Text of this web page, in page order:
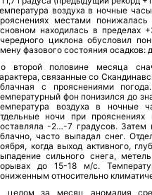
воздуха в ночные
местами
находилась в пределах
циклона обусловил
фазового состояния
второй половине месяца
связанные со
с прояснениями
фон понизился до
воздуха в ночные
ночи при
-2…-7 градусов. Затем
часто выпадал снег.
когда выход активного,
сильного снега,
до 15-18 м/с.
относительно
целом за месяц аномалия